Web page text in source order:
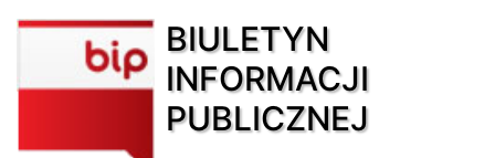
BIULETYN
INFORMACJI
PUBLICZNEJ